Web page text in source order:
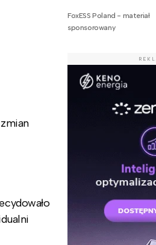
FoxESS Poland - materiał
sponsorowany